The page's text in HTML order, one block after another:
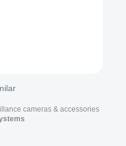
cameras & accessories